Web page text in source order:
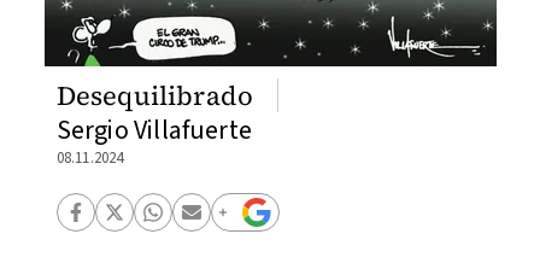
Desequilibrado
Sergio Villafuerte
08.11.2024